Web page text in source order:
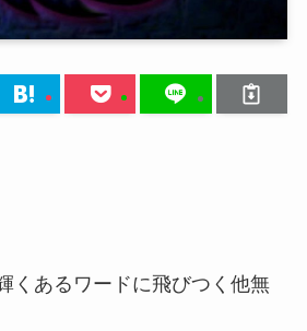
くあるワードに飛びつく他無